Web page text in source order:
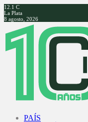
12.1 C
La Plata
8 agosto, 2026
Facebook
Twitter
Instagram
Youtube
PAÍS